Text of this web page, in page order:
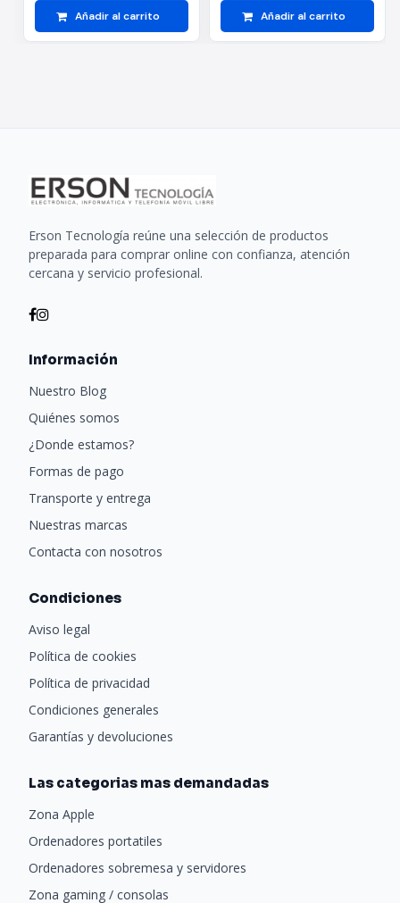
Añadir al carrito Añadir al carrito
Erson Tecnología reúne una selección de productos
preparada para comprar online con confianza, atención
cercana y servicio profesional.
Información
Nuestro Blog
Quiénes somos
¿Donde estamos?
Formas de pago
Transporte y entrega
Nuestras marcas
Contacta con nosotros
Condiciones
Aviso legal
Política de cookies
Política de privacidad
Condiciones generales
Garantías y devoluciones
Las categorias mas demandadas
Zona Apple
Ordenadores portatiles
Ordenadores sobremesa y servidores
Zona gaming / consolas